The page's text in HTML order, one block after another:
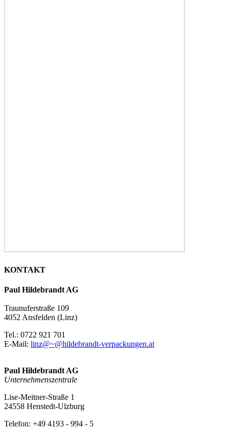
KONTAKT
Paul Hildebrandt AG
Traunuferstraße 109
4052 Ansfelden (Linz)
Tel.: 0722 921 701
E-Mail: linz@~@hildebrandt-verpackungen.at
Paul Hildebrandt AG
Unternehmenszentrale
Lise-Meitner-Straße 1
24558 Henstedt-Ulzburg
Telefon: +49 4193 - 994 - 5